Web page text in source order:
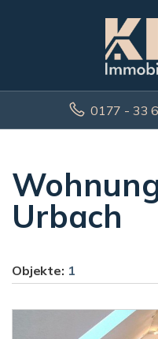
0177 - 33
Urbach
Objekte: 1